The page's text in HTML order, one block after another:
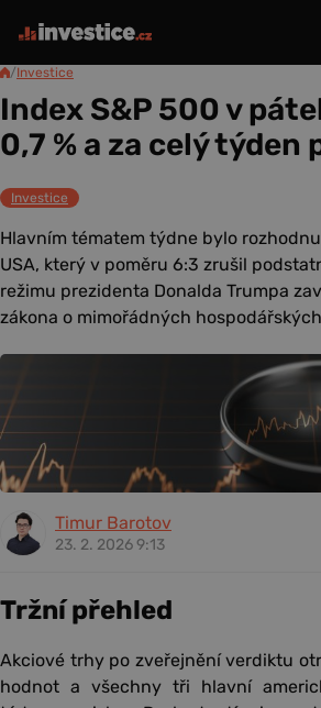
/Investice
Index S&P 500 v
0,7 % a za celý týden
Investice
Hlavním tématem týdne bylo
USA, který v poměru 6:3 zrušil
režimu prezidenta Donalda Trumpa
zákona o mimořádných
Timur Barotov
23. 2. 2026 9:13
Tržní přehled
Akciové trhy po zveřejnění verdiktu
hodnot a všechny tři hlavní